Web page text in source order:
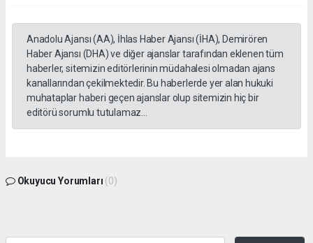
Anadolu Ajansı (AA), İhlas Haber Ajansı (İHA), Demirören
Haber Ajansı (DHA) ve diğer ajanslar tarafından eklenen tüm
haberler, sitemizin editörlerinin müdahalesi olmadan ajans
kanallarından çekilmektedir. Bu haberlerde yer alan hukuki
muhataplar haberi geçen ajanslar olup sitemizin hiç bir
editörü sorumlu tutulamaz...
Okuyucu Yorumları (0)